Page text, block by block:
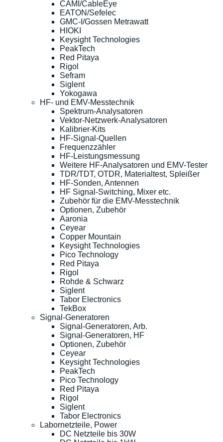
CAMI/CableEye
EATON/Sefelec
GMC-I/Gossen Metrawatt
HIOKI
Keysight Technologies
PeakTech
Red Pitaya
Rigol
Sefram
Siglent
Yokogawa
HF- und EMV-Messtechnik
Spektrum-Analysatoren
Vektor-Netzwerk-Analysatoren
Kalibrier-Kits
HF-Signal-Quellen
Frequenzzähler
HF-Leistungsmessung
Weitere HF-Analysatoren und EMV-Tester
TDR/TDT, OTDR, Materialtest, Spleißer
HF-Sonden, Antennen
HF Signal-Switching, Mixer etc.
Zubehör für die EMV-Messtechnik
Optionen, Zubehör
Aaronia
Ceyear
Copper Mountain
Keysight Technologies
Pico Technology
Red Pitaya
Rigol
Rohde & Schwarz
Siglent
Tabor Electronics
TekBox
Signal-Generatoren
Signal-Generatoren, Arb.
Signal-Generatoren, HF
Optionen, Zubehör
Ceyear
Keysight Technologies
PeakTech
Pico Technology
Red Pitaya
Rigol
Siglent
Tabor Electronics
Labornetzteile, Power
DC Netzteile bis 30W